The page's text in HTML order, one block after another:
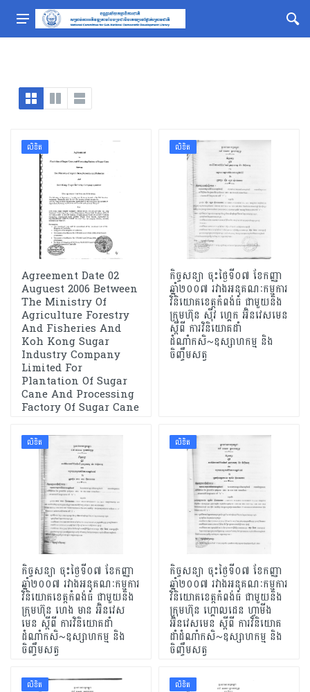
លិខិត
Agreement Date 02
Auguest 2006 Between
The Ministry Of
Agriculture Forestry
And Fisheries And
Koh Kong Sugar
Industry Company
Limited For
Plantation Of Sugar
Cane And Processing
Factory Of Sugar Cane
លិខិត
កិច្ចសន្យា ចុះថ្ងៃទី០៧ ខែកញ្ញា
ឆ្នាំ២០០៧ រវាងអនុគណៈកម្មការ
វិនិយោគខេត្ដកំពង់ធំ ជាមួយនិង
ក្រុមហ៊ុន ស៊ីវ ហ្គេក អ៊ិនវេសមេន
ស្ដីពី ការវិនិយោគដាំ
ដំណាំកសិ~ឧស្សាហកម្ម និង
ចិញ្ចឹមសត្វ
លិខិត
កិច្ចសន្យា ចុះថ្ងៃទី០៧ ខែកញ្ញា
ឆ្នាំ២០០៧ រវាងអនុគណៈកម្មការ
វិនិយោគខេត្ដកំពង់ធំ ជាមួយនិង
ក្រុមហ៊ុន ហេង មាន អ៊ិនវេស
មេន ស្ដីពី ការវិនិយោគដាំ
ដំណាំកសិ~ឧស្សាហកម្ម និង
ចិញ្ចឹមសត្វ
លិខិត
កិច្ចសន្យា ចុះថ្ងៃទី០៧ ខែកញ្ញា
ឆ្នាំ២០០៧ រវាងអនុគណៈកម្មការ
វិនិយោគខេត្ដកំពង់ធំ ជាមួយនិង
ក្រុមហ៊ុន ហ្គោលដេន ហ្វាមីង
អ៊ិនវេសមេន ស្ដីពី ការវិនិយោគ
ដាំដំណាំកសិ~ឧស្សាហកម្ម និង
ចិញ្ចឹមសត្វ
លិខិត លិខិត